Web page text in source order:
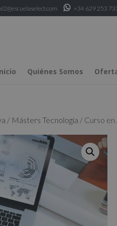
+34 629 253
Quiénes Somos
/ Másters Tecnología / Curso